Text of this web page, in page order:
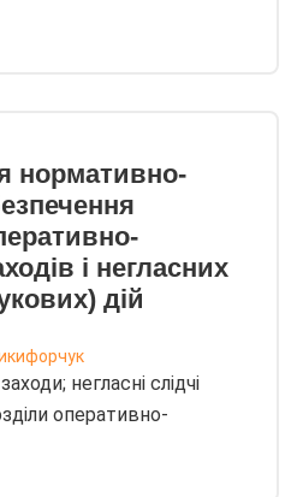
нормативно-
і негласних
дій
негласні слідчі
оперативно-